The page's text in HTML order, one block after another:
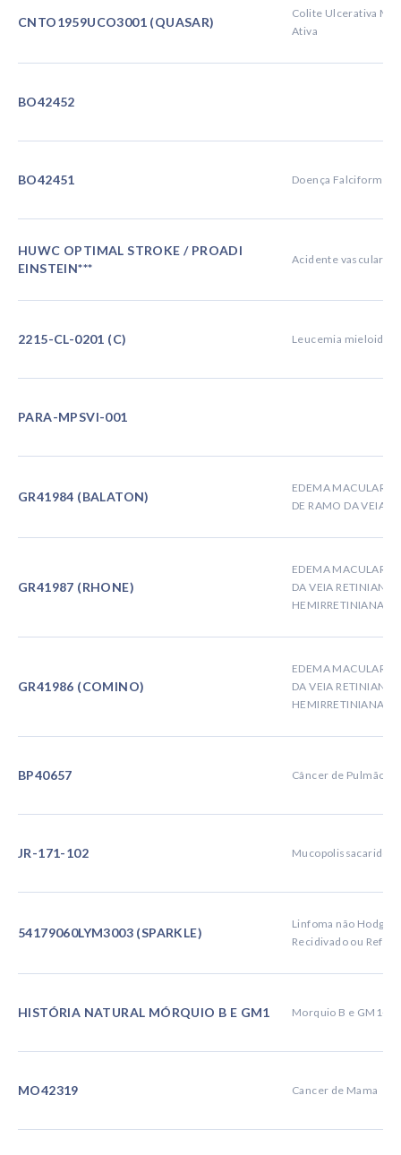
CNTO1959UCO3001 (QUASAR)
Colite Ulcerativa
Ativa
BO42452
BO42451 Doença Falciforme
HUWC OPTIMAL STROKE / PROADI
EINSTEIN***
Acidente vascular
2215-CL-0201 (C) Leucemia mieloide
PARA-MPSVI-001
GR41984 (BALATON)
EDEMA MACULAR
DE RAMO DA VEIA
GR41987 (RHONE)
EDEMA MACULAR
DA VEIA RETINIANA
HEMIRRETINIANA
GR41986 (COMINO)
EDEMA MACULAR
DA VEIA RETINIANA
HEMIRRETINIANA
BP40657 Câncer de Pulmão
JR-171-102
54179060LYM3003 (SPARKLE)
Linfoma não
Recidivado ou
HISTÓRIA NATURAL MÓRQUIO B E GM1 Morquio B e GM1-IT
MO42319 Cancer de Mama